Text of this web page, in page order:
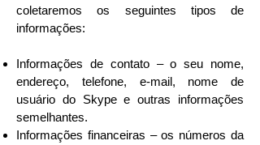
coletaremos os seguintes tipos de
informações:
Informações de contato – o seu nome,
endereço, telefone, e-mail, nome de
usuário do Skype e outras informações
semelhantes.
Informações financeiras – os números da